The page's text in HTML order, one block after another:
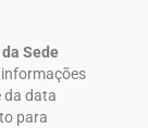
Sede
da data
para